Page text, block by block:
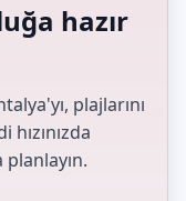
hazır
plajlarını